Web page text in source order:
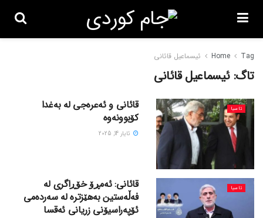
Home Tag ئیسماعیل قائانی
تاگ: ئیسماعیل قائانی
ئاسیا
قائانی و ئەعرەجی لە بەغدا
کۆبوونەوە
ئایار 14, 2025
ئاسیا
قائانی: ئەمڕۆ خۆڕاگری لە
فەڵەستین بەهێزترە لە سەردەمی
ئۆپەراسیۆنی زریانی ئەقسا